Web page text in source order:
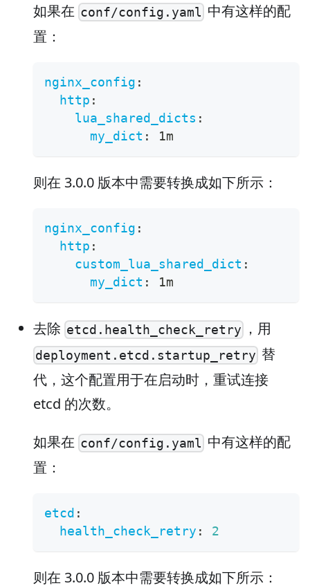
如果在 conf/config.yaml 中有这样的配
置：
nginx_config :
http :
lua_shared_dicts :
my_dict : 1m
则在 3.0.0 版本中需要转换成如下所示：
nginx_config :
http :
custom_lua_shared_dict :
my_dict : 1m
去除 etcd.health_check_retry ，用
deployment.etcd.startup_retry 替
代，这个配置用于在启动时，重试连接
etcd 的次数。
如果在 conf/config.yaml 中有这样的配
置：
etcd :
health_check_retry : 2
则在 3.0.0 版本中需要转换成如下所示：